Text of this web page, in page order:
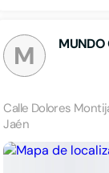
M MUNDO
Calle Dolores
Jaén